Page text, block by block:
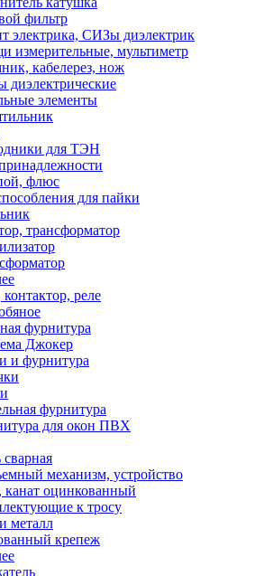
фильтр
электрика, СИЗы диэлектрик
измерительные, мультиметр
кабелерез, нож
диэлектрические
элементы
для ТЭН
флюс
для пайки
трансформатор
реле
фурнитура
Джокер
и фурнитура
фурнитура
для окон ПВХ
механизм, устройство
канат оцинкованный
к тросу
металл
крепеж